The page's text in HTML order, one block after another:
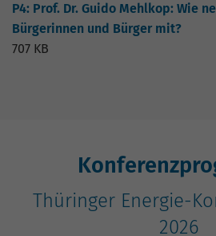
P4: Prof. Dr. Guido Mehlkop: Wie
Bürgerinnen und Bürger mit?
707 KB
Thüringer Energie-
2026